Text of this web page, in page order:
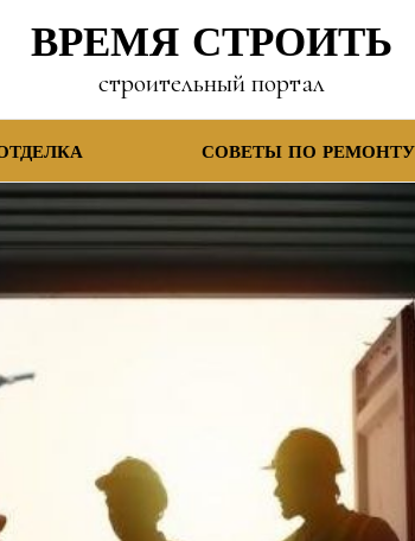
ВРЕМЯ СТРОИТЬ
строительный портал
СОВЕТЫ ПО РЕМОНТУ